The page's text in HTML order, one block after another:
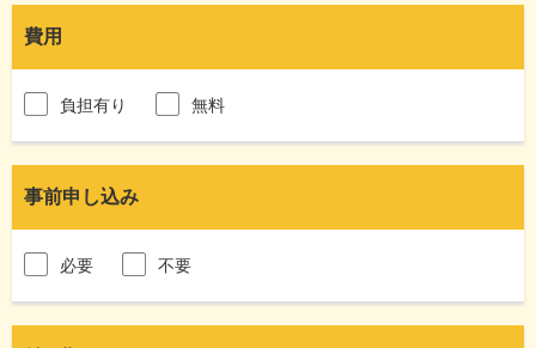
費用
負担有り 無料
事前申し込み
必要 不要